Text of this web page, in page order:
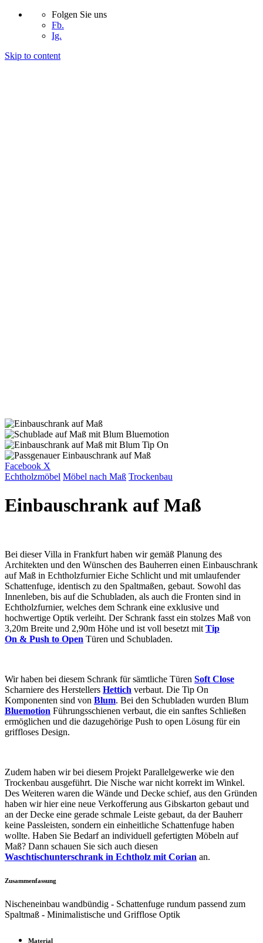
Folgen Sie uns
Fb.
Ig.
Skip to content
Facebook X
Echtholzmöbel Möbel nach Maß Trockenbau
Einbauschrank auf Maß
Bei dieser Villa in Frankfurt haben wir gemäß Planung des
Architekten und den Wünschen des Bauherren einen Einbauschrank
auf Maß in Echtholzfurnier Eiche Schlicht und mit umlaufender
Schattenfuge, identisch zu den Spaltmaßen, gebaut. Sowohl das
Innenleben, bis auf die Schubladen, als auch die Fronten sind in
Echtholzfurnier, welches dem Schrank eine exklusive und
hochwertige Optik verleiht. Der Schrank fasst ein stolzes Maß von
3,20m Breite und 2,90m Höhe und ist voll besetzt mit Tip
On & Push to Open Türen und Schubladen.
Wir haben bei diesem Schrank für sämtliche Türen Soft Close
Scharniere des Herstellers Hettich verbaut. Die Tip On
Komponenten sind von Blum. Bei den Schubladen wurden Blum
Bluemotion Führungsschienen verbaut, die ein sanftes Schließen
ermöglichen und die dazugehörige Push to open Lösung für ein
griffloses Design.
Zudem haben wir bei diesem Projekt Parallelgewerke wie den
Trockenbau ausgeführt. Die Nische war nicht korrekt im Winkel.
Des Weiteren waren die Wände und Decke schief, aus den Gründen
haben wir hier eine neue Verkofferung aus Gibskarton gebaut und
an der Decke eine gerade schmale Leiste gebaut, da der Bauherr
keine Passleisten, sondern ein einheitliche Schattenfuge haben
wollte. Haben Sie Bedarf an individuell gefertigten Möbeln auf
Maß? Dann schauen Sie sich auch diesen
Waschtischunterschrank in Echtholz mit Corian an.
Zusammenfassung
Nischeneinbau wandbündig - Schattenfuge rundum passend zum
Spaltmaß - Minimalistische und Grifflose Optik
Material